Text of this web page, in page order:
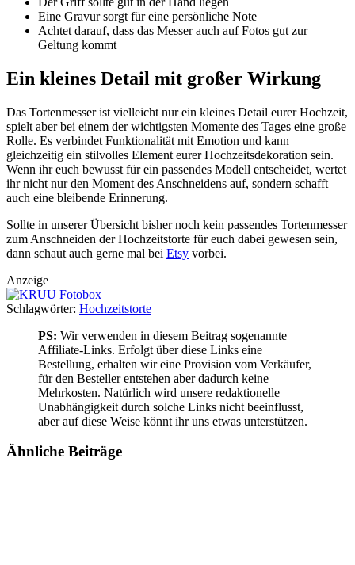
Eine Gravur sorgt für eine persönliche Note
Achtet darauf, dass das Messer auch auf Fotos gut zur
Geltung kommt
Ein kleines Detail mit großer Wirkung
Das Tortenmesser ist vielleicht nur ein kleines Detail eurer Hochzeit,
spielt aber bei einem der wichtigsten Momente des Tages eine große
Rolle. Es verbindet Funktionalität mit Emotion und kann
gleichzeitig ein stilvolles Element eurer Hochzeitsdekoration sein.
Wenn ihr euch bewusst für ein passendes Modell entscheidet, wertet
ihr nicht nur den Moment des Anschneidens auf, sondern schafft
auch eine bleibende Erinnerung.
Sollte in unserer Übersicht bisher noch kein passendes Tortenmesser
zum Anschneiden der Hochzeitstorte für euch dabei gewesen sein,
dann schaut auch gerne mal bei Etsy vorbei.
Anzeige
Schlagwörter: Hochzeitstorte
PS: Wir verwenden in diesem Beitrag sogenannte
Affiliate-Links. Erfolgt über diese Links eine
Bestellung, erhalten wir eine Provision vom Verkäufer,
für den Besteller entstehen aber dadurch keine
Mehrkosten. Natürlich wird unsere redaktionelle
Unabhängigkeit durch solche Links nicht beeinflusst,
aber auf diese Weise könnt ihr uns etwas unterstützen.
Ähnliche Beiträge